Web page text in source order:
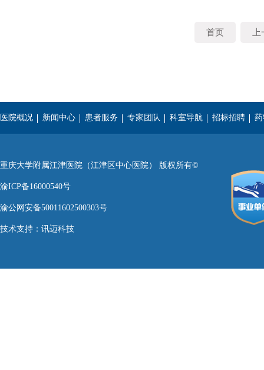
首页
医院概况 新闻中心 患者服务 专家团队 科室导航 招标招聘
重庆大学附属江津医院（江津区中心医院） 版权所有©
渝ICP备16000540号
渝公网安备50011602500303号
技术支持： 讯迈科技